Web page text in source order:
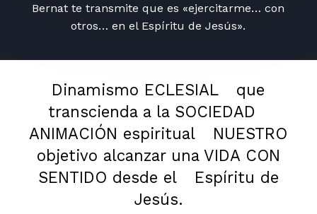
Bernat te transmite que es «ejercitarme… con
otros… en el Espíritu de Jesús».
Dinamismo ECLESIAL
que
transcienda a la SOCIEDAD
ANIMACIÓN espiritual
NUESTRO
objetivo alcanzar una VIDA CON
SENTIDO desde el
Espíritu de
Jesús.